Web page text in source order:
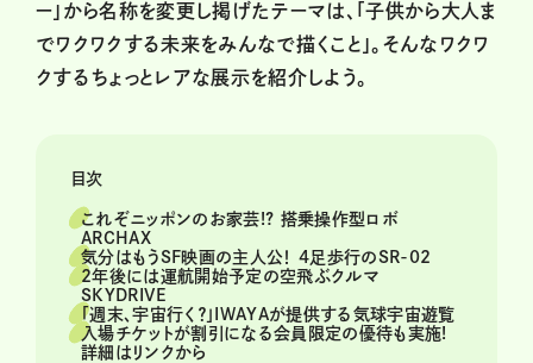
ー」から名称を変更し掲げたテーマは、「子供から大人ま
でワクワクする未来をみんなで描くこと」。そんなワクワ
クするちょっとレアな展示を紹介しよう。
目次
これぞニッポンのお家芸!? 搭乗操作型ロボ
ARCHAX
気分はもうSF映画の主人公！ 4足歩行のSR-02
2年後には運航開始予定の空飛ぶクルマ
SKYDRIVE
「週末、宇宙行く？」IWAYAが提供する気球宇宙遊覧
入場チケットが割引になる会員限定の優待も実施!
詳細はリンクから